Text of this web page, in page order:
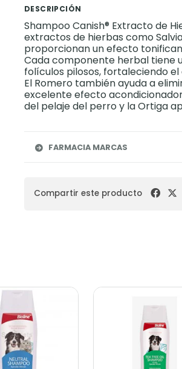
DESCRIPCIÓN
Shampoo Canish® Extracto de
extractos de hierbas como
proporcionan un efecto
Cada componente herbal tiene
folículos pilosos, fortaleciendo
El Romero también ayuda a
excelente efecto
del pelaje del perro y la Ortiga
FARMACIA MARCAS
Compartir este producto